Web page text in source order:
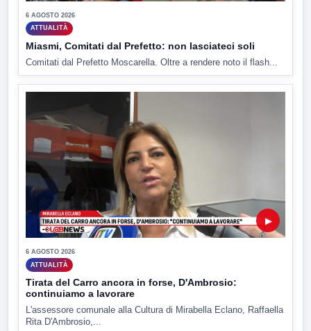
6 AGOSTO 2026
ATTUALITÀ
Miasmi, Comitati dal Prefetto: non lasciateci soli
Comitati dal Prefetto Moscarella. Oltre a rendere noto il flash...
▶
6 AGOSTO 2026
ATTUALITÀ
Tirata del Carro ancora in forse, D'Ambrosio:
continuiamo a lavorare
L'assessore comunale alla Cultura di Mirabella Eclano, Raffaella
Rita D'Ambrosio,...